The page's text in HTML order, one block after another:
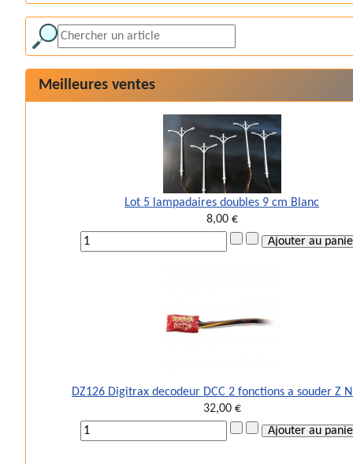
Meilleures ventes
Lot 5 lampadaires doubles 9 cm Blanc
8,00 €
DZ126 Digitrax decodeur DCC 2 fonctions a souder Z
32,00 €